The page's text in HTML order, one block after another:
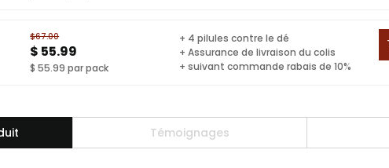
$67.00
$ 55.99
$ 55.99 par pack
+ 4 pilules contre le dé
+ Assurance de livraison du colis
+ suivant commande rabais de 10%
Témoignages